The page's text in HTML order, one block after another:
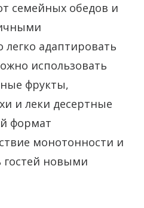
семейных обедов и
адаптировать
использовать
фрукты,
и леки десертные
формат
монотонности и
гостей новыми